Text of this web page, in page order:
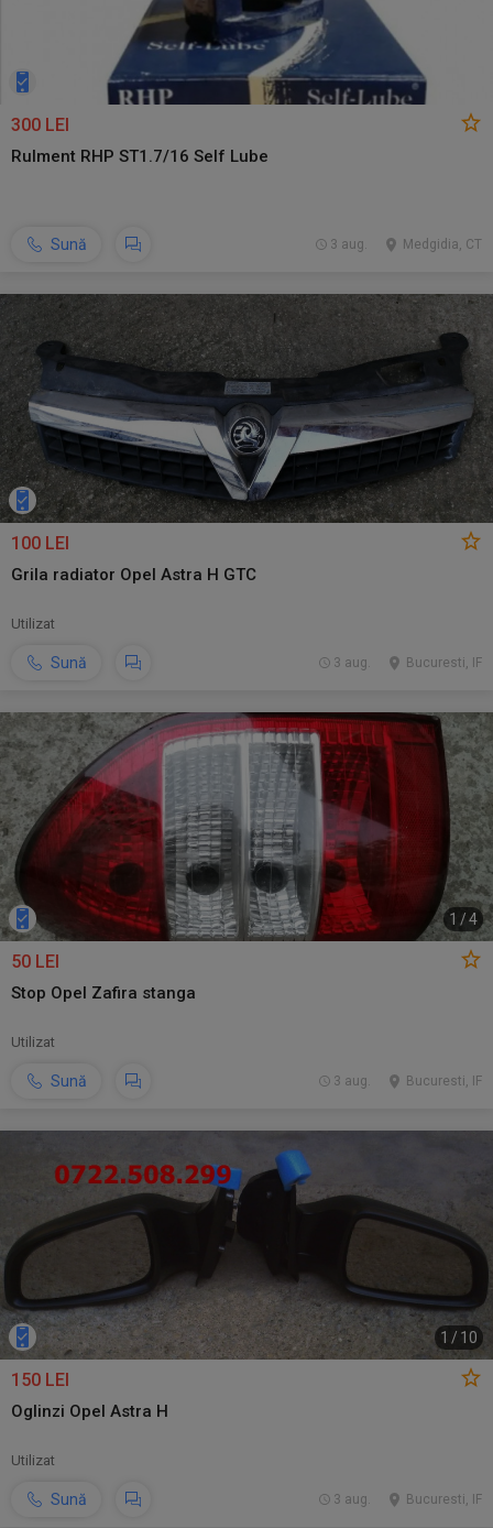
300 LEI
Rulment RHP ST1.7/16 Self Lube
Sună Medgidia, CT
3 aug.
100 LEI
Grila radiator Opel Astra H GTC
Utilizat
Sună Bucuresti, IF
3 aug.
1 /4
50 LEI
Stop Opel Zafira stanga
Utilizat
Sună Bucuresti, IF
3 aug.
1 / 10
150 LEI
Oglinzi Opel Astra H
Utilizat
Sună Bucuresti, IF
3 aug.